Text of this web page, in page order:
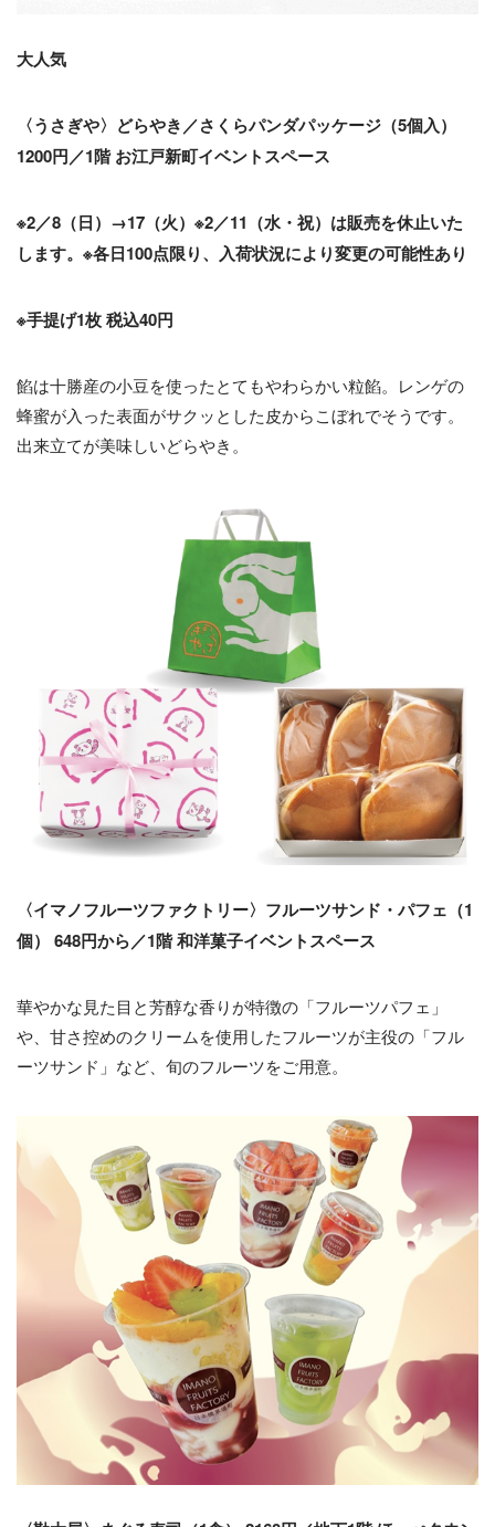
大人気
〈うさぎや〉どらやき／さくらパンダパッケージ（5個入）
1200円／1階 お江戸新町イベントスペース
※2／8（日）→17（火）※2／11（水・祝）は販売を休止いた
します。※各日100点限り、入荷状況により変更の可能性あり
※手提げ1枚 税込40円
餡は十勝産の小豆を使ったとてもやわらかい粒餡。レンゲの
蜂蜜が入った表面がサクッとした皮からこぼれでそうです。
出来立てが美味しいどらやき。
〈イマノフルーツファクトリー〉フルーツサンド・パフェ（1
個） 648円から／1階 和洋菓子イベントスペース
華やかな見た目と芳醇な香りが特徴の「フルーツパフェ」
や、甘さ控めのクリームを使用したフルーツが主役の「フル
ーツサンド」など、旬のフルーツをご用意。